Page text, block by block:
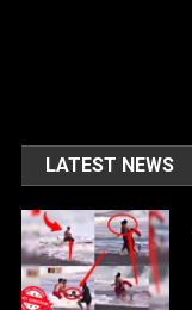
LATEST NEWS